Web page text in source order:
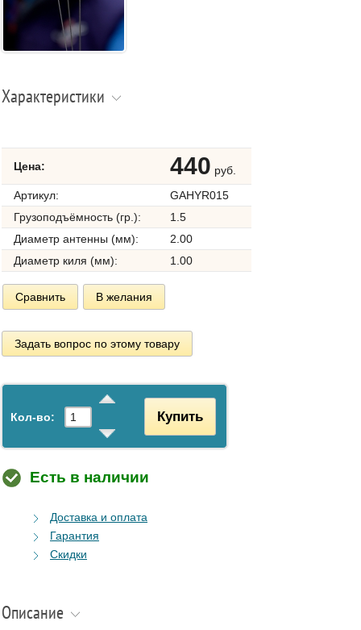
Характеристики
Цена: 440 руб.
Артикул:
GAHYR015
Грузоподъёмность (гр.):
1.5
Диаметр антенны (мм):
2.00
Диаметр киля (мм):
1.00
Сравнить В желания
Задать вопрос по этому товару
Кол-во: Купить
Есть в наличии
Доставка и оплата
Гарантия
Скидки
Описание